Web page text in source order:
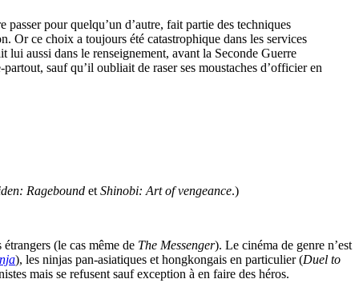
pour quelqu’un d’autre, fait partie des techniques
Or ce choix a toujours été catastrophique dans les services
lui aussi dans le renseignement, avant la Seconde Guerre
sauf qu’il oubliait de raser ses moustaches d’officier en
Ragebound et Shinobi: Art of vengeance.)
(le cas même de The Messenger). Le cinéma de genre n’est
), les ninjas pan-asiatiques et hongkongais en particulier (Duel to
mais se refusent sauf exception à en faire des héros.